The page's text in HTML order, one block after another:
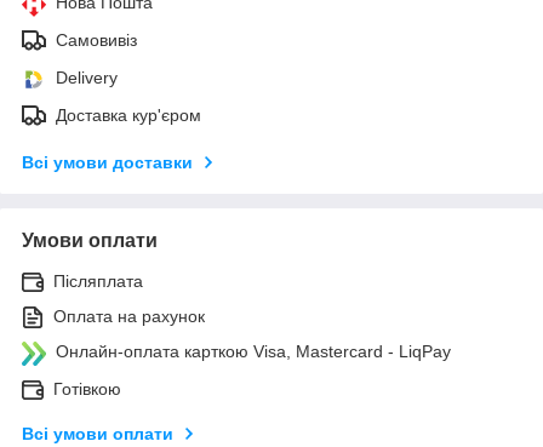
Самовивіз
Delivery
Доставка кур'єром
Всі умови доставки
Умови оплати
Післяплата
Оплата на рахунок
Онлайн-оплата карткою Visa, Mastercard - LiqPay
Готівкою
Всі умови оплати